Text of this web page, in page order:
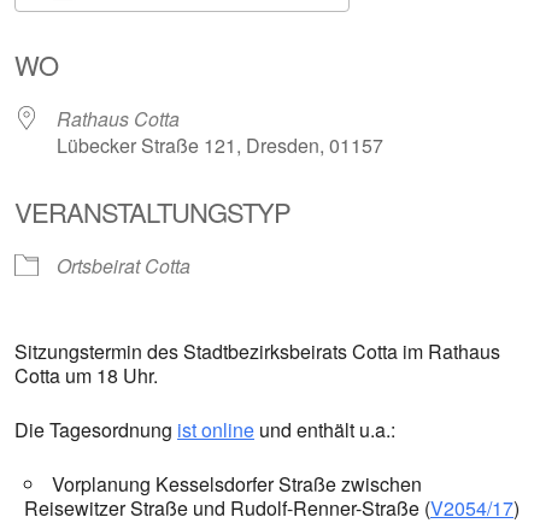
WO
Rathaus Cotta
Lübecker Straße 121, Dresden, 01157
VERANSTALTUNGSTYP
Ortsbeirat Cotta
Sitzungstermin des Stadtbezirksbeirats Cotta im Rathaus
Cotta um 18 Uhr.
Die Tagesordnung ist online und enthält u.a.:
Vorplanung Kesselsdorfer Straße zwischen
Reisewitzer Straße und Rudolf-Renner-Straße (V2054/17)